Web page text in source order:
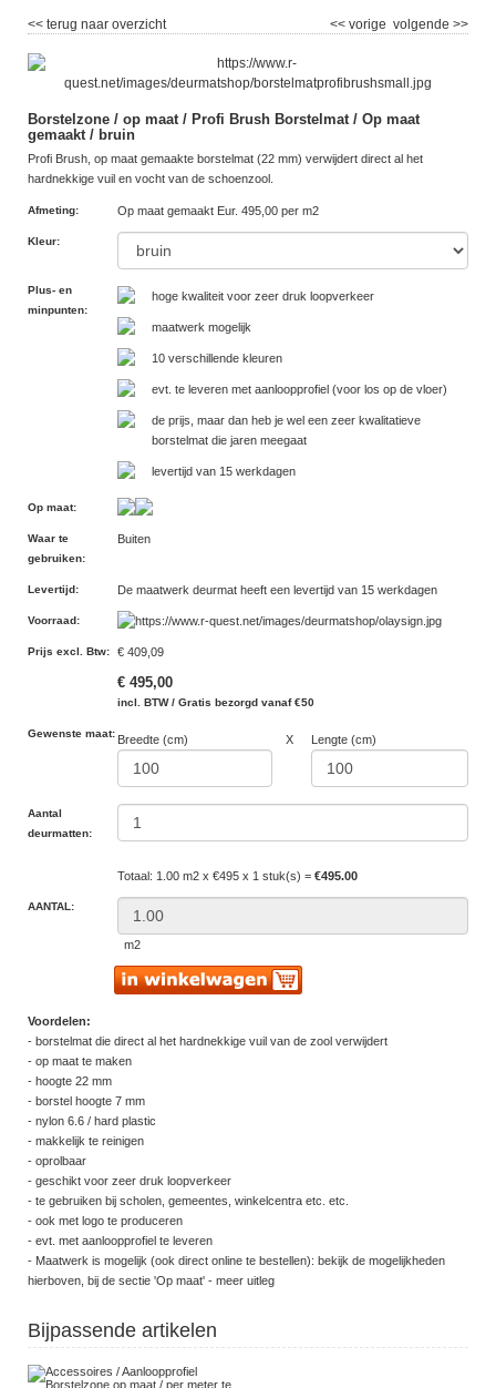
<< terug naar overzicht volgende >>
<< vorige
Borstelzone / op maat / Profi Brush Borstelmat / Op maat
gemaakt / bruin
Profi Brush, op maat gemaakte borstelmat (22 mm) verwijdert direct al het
hardnekkige vuil en vocht van de schoenzool.
Afmeting: Op maat gemaakt Eur. 495,00 per m2
Kleur:
Plus- en
minpunten:
hoge kwaliteit voor zeer druk loopverkeer
maatwerk mogelijk
10 verschillende kleuren
evt. te leveren met aanloopprofiel (voor los op de vloer)
de prijs, maar dan heb je wel een zeer kwalitatieve
borstelmat die jaren meegaat
levertijd van 15 werkdagen
Op maat:
Waar te
gebruiken:
Buiten
Levertijd : De maatwerk deurmat heeft een levertijd van 15 werkdagen
Voorraad :
Prijs excl. Btw: € 409,09
€ 495,00
incl. BTW / Gratis bezorgd vanaf €50
Gewenste maat: Breedte (cm) X Lengte (cm)
Aantal
deurmatten:
Totaal: 1.00 m2 x €495 x 1 stuk(s) = €495.00
AANTAL:
m2
Voordelen:
- borstelmat die direct al het hardnekkige vuil van de zool verwijdert
- op maat te maken
- hoogte 22 mm
- borstel hoogte 7 mm
- nylon 6.6 / hard plastic
- makkelijk te reinigen
- oprolbaar
- geschikt voor zeer druk loopverkeer
- te gebruiken bij scholen, gemeentes, winkelcentra etc. etc.
- ook met logo te produceren
- evt. met aanloopprofiel te leveren
- Maatwerk is mogelijk (ook direct online te bestellen): bekijk de mogelijkheden
hierboven, bij de sectie 'Op maat' - meer uitleg
Bijpassende artikelen